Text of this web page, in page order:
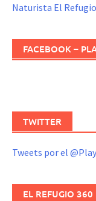
Naturista El Refugio
FACEBOOK –
TWITTER
Tweets por el
EL REFUGIO 360